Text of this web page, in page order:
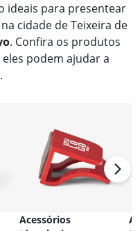
ideais para presentear
cidade de Teixeira de
. Confira os produtos
podem ajudar a
Acessórios